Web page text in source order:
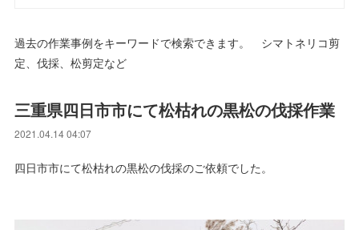
過去の作業事例をキーワードで検索できます。 シマトネリコ剪
定、伐採、松剪定など
三重県四日市市にて松枯れの黒松の伐採作業
2021.04.14 04:07
四日市市にて松枯れの黒松の伐採のご依頼でした。